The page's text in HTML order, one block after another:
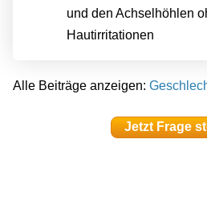
und den Achselhöhlen
Hautirritationen
Alle Beiträge anzeigen:
Jetzt Frage